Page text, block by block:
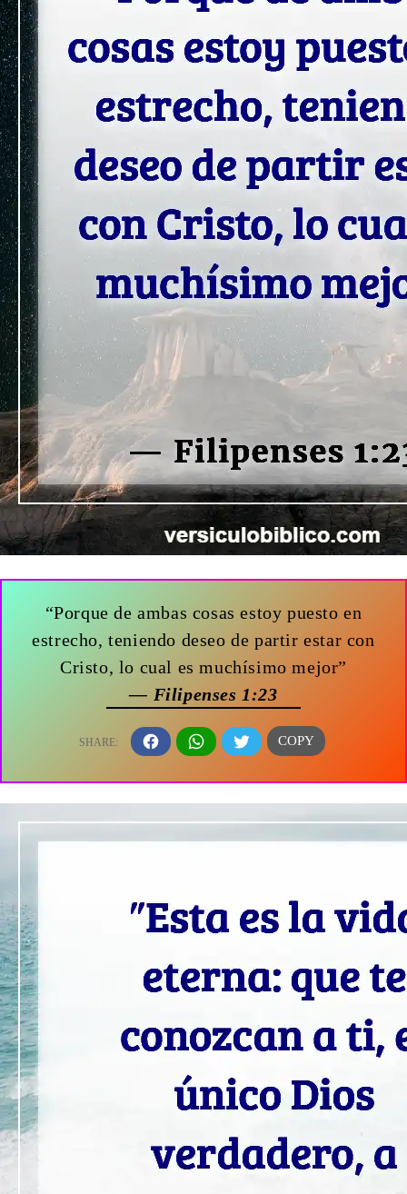
“Porque de ambas cosas estoy puesto en
estrecho, teniendo deseo de partir estar con
Cristo, lo cual es muchísimo mejor”
— Filipenses 1:23